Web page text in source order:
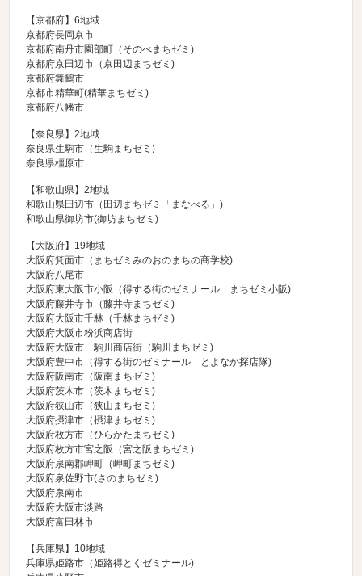
【京都府】6地域
京都府長岡京市
京都府南丹市園部町（ そのべまちゼミ)
京都府京田辺市（京田辺まちゼミ)
京都府舞鶴市
京都市精華町(精華まちゼミ)
京都府八幡市
【奈良県】2地域
奈良県生駒市（生駒まちゼミ)
奈良県橿原市
【和歌山県】2地域
和歌山県田辺市（ 田辺まちゼミ「まなべる」)
和歌山県御坊市(御坊まちゼミ)
【大阪府】19地域
大阪府箕面市（ まちゼミみのおのまちの商学校)
大阪府八尾市
大阪府東大阪市小阪（得する街のゼミナール まちゼミ小阪)
大阪府藤井寺市（藤井寺まちゼミ)
大阪府大阪市千林（千林まちゼミ)
大阪府大阪市粉浜商店街
大阪府大阪市 駒川商店街（駒川まちゼミ)
大阪府豊中市（得する街のゼミナール とよなか探店隊)
大阪府阪南市（ 阪南まちゼミ)
大阪府茨木市（茨木まちゼミ)
大阪府狭山市（狭山まちゼミ)
大阪府摂津市（摂津まちゼミ)
大阪府枚方市（ひらかたまちゼミ)
大阪府枚方市宮之阪（宮之阪まちゼミ)
大阪府泉南郡岬町（岬町まちゼミ)
大阪府泉佐野市(さのまちゼミ)
大阪府泉南市
大阪府大阪市淡路
大阪府富田林市
【兵庫県】10地域
兵庫県姫路市（姫路得とくゼミナール)